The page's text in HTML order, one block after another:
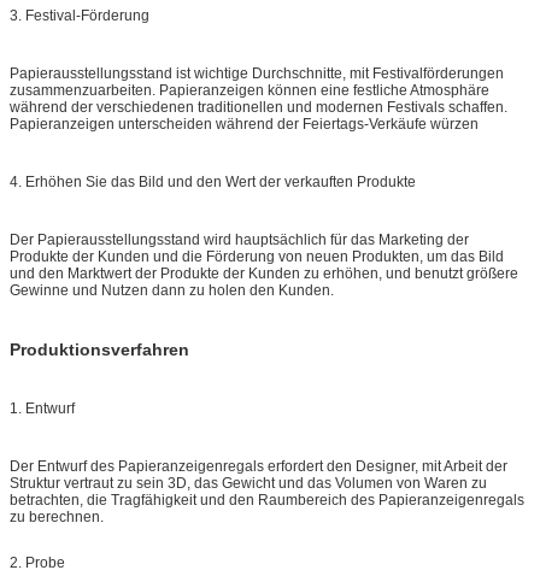
3. Festival-Förderung
Papierausstellungsstand ist wichtige Durchschnitte, mit Festivalförderungen
zusammenzuarbeiten. Papieranzeigen können eine festliche Atmosphäre
während der verschiedenen traditionellen und modernen Festivals schaffen.
Papieranzeigen unterscheiden während der Feiertags-Verkäufe würzen
4. Erhöhen Sie das Bild und den Wert der verkauften Produkte
Der Papierausstellungsstand wird hauptsächlich für das Marketing der
Produkte der Kunden und die Förderung von neuen Produkten, um das Bild
und den Marktwert der Produkte der Kunden zu erhöhen, und benutzt größere
Gewinne und Nutzen dann zu holen den Kunden.
Produktionsverfahren
1. Entwurf
Der Entwurf des Papieranzeigenregals erfordert den Designer, mit Arbeit der
Struktur vertraut zu sein 3D, das Gewicht und das Volumen von Waren zu
betrachten, die Tragfähigkeit und den Raumbereich des Papieranzeigenregals
zu berechnen.
2. Probe